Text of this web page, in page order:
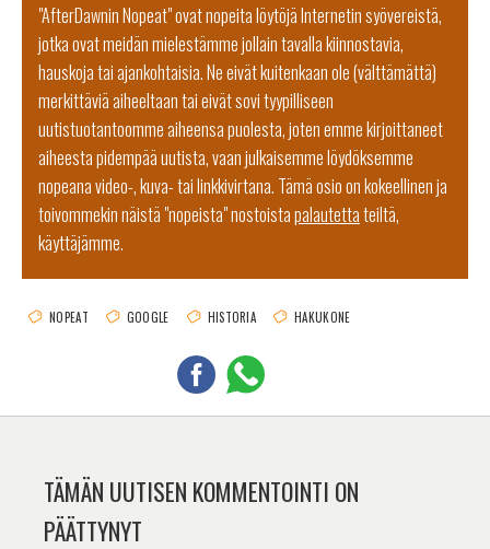
"AfterDawnin Nopeat" ovat nopeita löytöjä Internetin syövereistä,
jotka ovat meidän mielestämme jollain tavalla kiinnostavia,
hauskoja tai ajankohtaisia. Ne eivät kuitenkaan ole (välttämättä)
merkittäviä aiheeltaan tai eivät sovi tyypilliseen
uutistuotantoomme aiheensa puolesta, joten emme kirjoittaneet
aiheesta pidempää uutista, vaan julkaisemme löydöksemme
nopeana video-, kuva- tai linkkivirtana. Tämä osio on kokeellinen ja
toivommekin näistä "nopeista" nostoistapalautettateiltä,
käyttäjämme.
NOPEAT GOOGLE HISTORIA HAKUKONE
TÄMÄN UUTISEN KOMMENTOINTI ON
PÄÄTTYNYT